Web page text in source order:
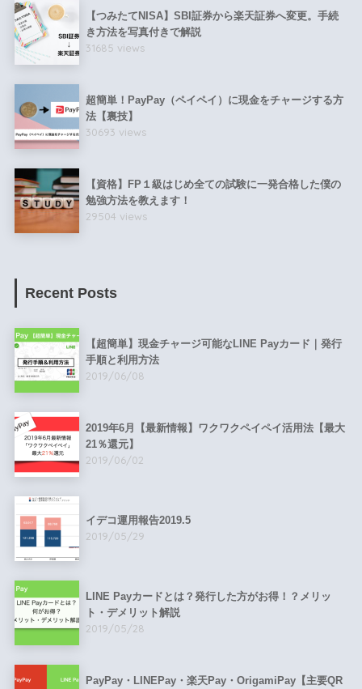
【つみたてNISA】SBI証券から楽天証券へ変更。手続
き方法を写真付きで解説
31685 views
超簡単！PayPay（ペイペイ）に現金をチャージする方
法【裏技】
30693 views
【資格】FP１級はじめ全ての試験に一発合格した僕の
勉強方法を教えます！
29504 views
Recent Posts
【超簡単】現金チャージ可能なLINE Payカード｜発行
手順と利用方法
2019/06/08
2019年6月【最新情報】ワクワクペイペイ活用法【最大
21％還元】
2019/06/02
イデコ運用報告2019.5
2019/05/29
LINE Payカードとは？発行した方がお得！？メリッ
ト・デメリット解説
2019/05/28
PayPay・LINEPay・楽天Pay・OrigamiPay【主要QR